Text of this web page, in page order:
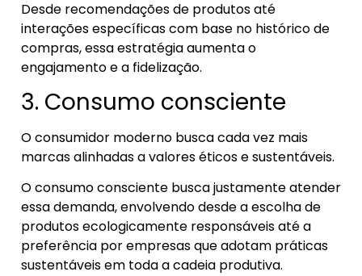
Desde recomendações de produtos até
interações específicas com base no histórico de
compras, essa estratégia aumenta o
engajamento e a fidelização.
3. Consumo consciente
O consumidor moderno busca cada vez mais
marcas alinhadas a valores éticos e sustentáveis.
O consumo consciente busca justamente atender
essa demanda, envolvendo desde a escolha de
produtos ecologicamente responsáveis até a
preferência por empresas que adotam práticas
sustentáveis em toda a cadeia produtiva.